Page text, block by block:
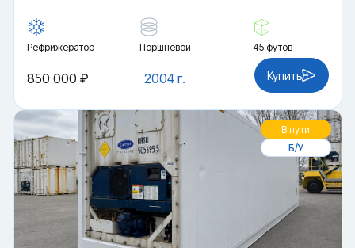
Рефрижератор Поршневой 45 футов
2004 г.
850 000 ₽ Купить
В пути
Б/У